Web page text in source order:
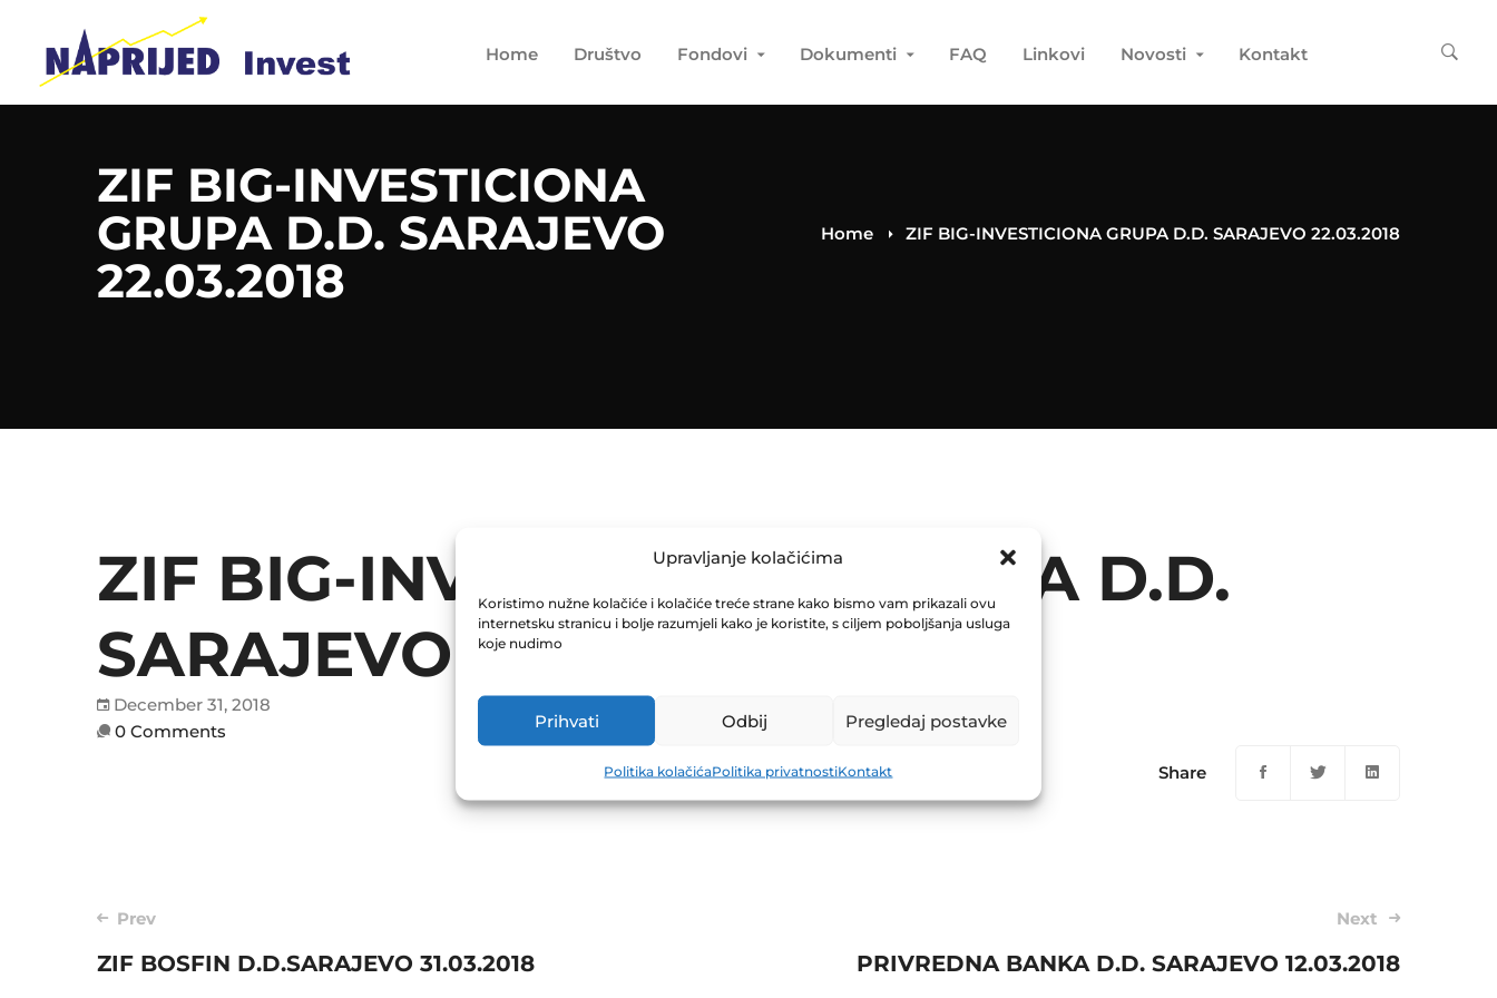
Upravljanje kolačićima
Koristimo nužne kolačiće i kolačiće treće strane kako bismo vam prikazali ovu
internetsku stranicu i bolje razumjeli kako je koristite, s ciljem poboljšanja usluga
koje nudimo
Prihvati Odbij Pregledaj postavke
Politika kolačićaPolitika privatnostiKontakt
Home Društvo Fondovi Dokumenti FAQ Linkovi Novosti Kontakt
ZIF BIG-INVESTICIONA
GRUPA D.D. SARAJEVO
22.03.2018
Home ZIF BIG-INVESTICIONA GRUPA D.D. SARAJEVO 22.03.2018
ZIF BIG-INVESTICIONA GRUPA D.D.
SARAJEVO 22.03.2018
December 31, 2018
0 Comments
Share
Post
navigation
Prev
ZIF BOSFIN D.D.SARAJEVO 31.03.2018
Next
PRIVREDNA BANKA D.D. SARAJEVO 12.03.2018